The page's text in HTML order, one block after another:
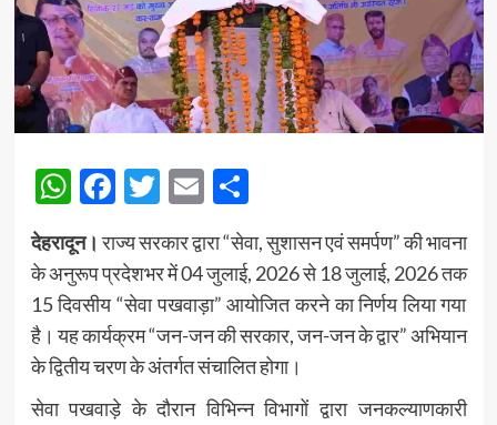
WhatsApp
Facebook
Twitter
EmailShare
देहरादून। राज्य सरकार द्वारा “सेवा, सुशासन एवं समर्पण” की भावना
के अनुरूप प्रदेशभर में 04 जुलाई, 2026 से 18 जुलाई, 2026 तक
15 दिवसीय “सेवा पखवाड़ा” आयोजित करने का निर्णय लिया गया
है। यह कार्यक्रम “जन-जन की सरकार, जन-जन के द्वार” अभियान
के द्वितीय चरण के अंतर्गत संचालित होगा।
सेवा पखवाड़े के दौरान विभिन्न विभागों द्वारा जनकल्याणकारी